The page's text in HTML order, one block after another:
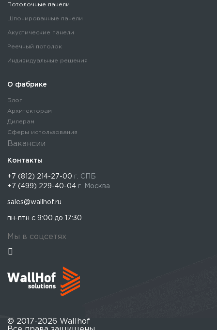
Контакты
+7 (812) 214-27-00 г. СПБ
+7 (499) 229-40-04 г. Москва
sales@wallhof.ru
пн-птн с 9:00 до 17:30
Мы в соцсетях
Потолочные панели
Шпонированные панели
Акустические панели
Реечный потолок
Индивидуальные решения
О фабрике
Блог
Архитекторам
Дилерам
Сферы использования
Вакансии
© 2017-2026 Wallhof